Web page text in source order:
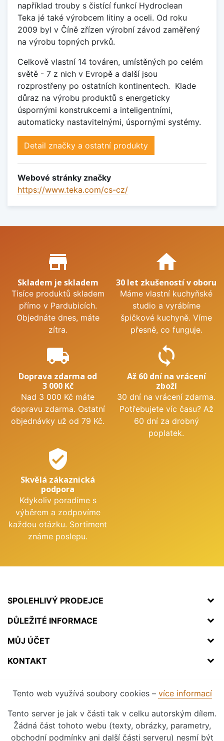
například trouby s čistící funkcí Hydroclean
Teka jé také výrobcem litiny a oceli. Od roku
2009 byl v Číně zřízen výrobní závod zaměřený
na výrobu topných prvků.
Celkově vlastní 14 továren, umístěných po celém
světě - 7 z nich v Evropě a další jsou
rozprostřeny po ostatních kontinentech. Klade
důraz na výrobu produktů s energeticky
úspornými konstrukcemi a inteligentními,
automaticky nastavitelnými, úspornými systémy.
Detail značky a ostatní produkty
Webové stránky značky
https://www.teka.com/cs-cz/
Proč nakupovat u nás?
store_mall_directory
Skladem je skladem
Tisíce produktů skladem
přímo v Pardubicích.
Objednáte dnes, máte
zítra.
home
30 let zkušeností v oboru
Máme vlastní kuchyňské
studio a vyrábíme
špičkové kuchyně. Víme
přesně, co funguje.
local_shipping
Doprava zdarma od
3 000 Kč
Nad 3 000 Kč máte
dopravu zdarma. Ostatní
objednávky už od 79 Kč.
sync
Až 60 dní na vrácení
zboží
30 dní na vrácení zdarma.
Potřebujete víc času? Až
60 dní za drobný
poplatek.
verified_user
Skvělá zákaznická
podpora
Kdykoliv poradíme s
výběrem a zodpovíme
každou otázku. Sortiment
známe poslepu.
SPOLEHLIVÝ PRODEJCE
DŮLEŽITÉ INFORMACE
MŮJ ÚČET
KONTAKT
Tento web využívá soubory cookies – více informací
Tento server je jak v části tak v celku autorským dílem.
Žádná část tohoto webu (texty, obrázky, parametry,
obchodní podmínky ani další části serveru) nesmí být